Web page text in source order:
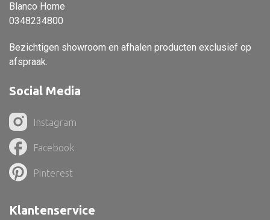
Alle deco
Kandelaar
Pilaar
Pot
Schaal
Dienblad
Mand
Blanco Home
0348234800
Bezichtigen showroom en afhalen producten exclusief op
afspraak.
Social Media
Instagram
Facebook
Pinterest
Klantenservice